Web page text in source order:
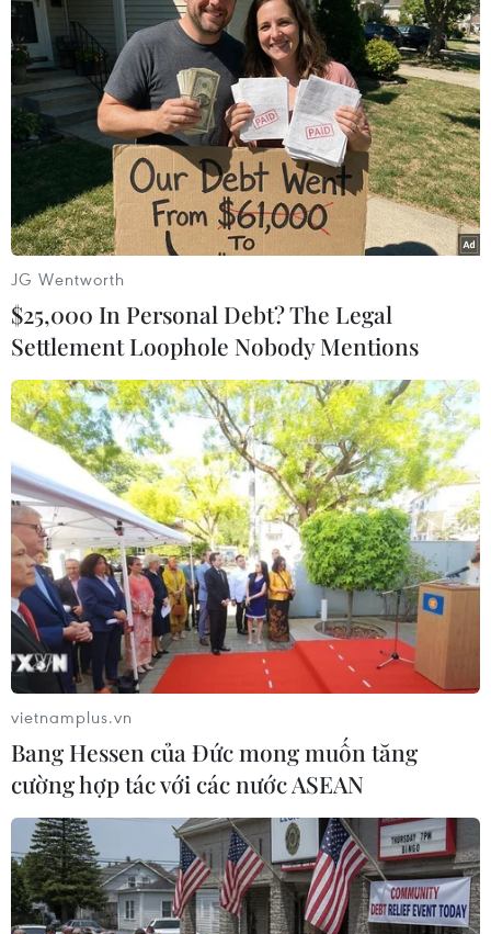
Hà Giang: Cháy lớn tại chợ trung tâm
huyện Yên Minh, lửa lan nhanh khó kiểm
soát
Mặc dù người dân xung quanh đã khẩn trương phối
hợp dập lửa, nhưng do gió mạnh và các vật liệu dễ
cháy, đám cháy nhanh chóng lan rộng, vượt ngoài tầm
kiểm soát.
Hà Nội: Cháy lớn hàng loạt kho
xưởng tại Tân Triều, khói bốc cao hàng
chục mét
JG Wentworth
$25,000 In Personal Debt? The Legal
Settlement Loophole Nobody Mentions
vietnamplus.vn
Bang Hessen của Đức mong muốn tăng
cường hợp tác với các nước ASEAN